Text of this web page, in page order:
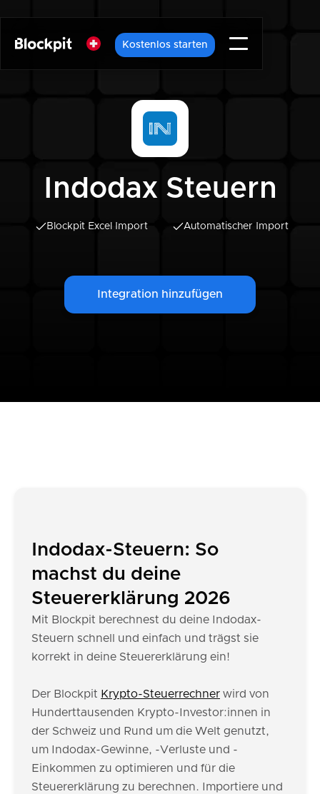
Kostenlos starten
Indodax Steuern
Blockpit Excel Import Automatischer Import
Integration hinzufügen
Indodax-Steuern: So
machst du deine
Steuererklärung 2026
Mit Blockpit berechnest du deine Indodax-
Steuern schnell und einfach und trägst sie
korrekt in deine Steuererklärung ein!
Der Blockpit Krypto-Steuerrechner wird von
Hunderttausenden Krypto-Investor:innen in
der Schweiz und Rund um die Welt genutzt,
um Indodax-Gewinne, -Verluste und -
Einkommen zu optimieren und für die
Steuererklärung zu berechnen. Importiere und